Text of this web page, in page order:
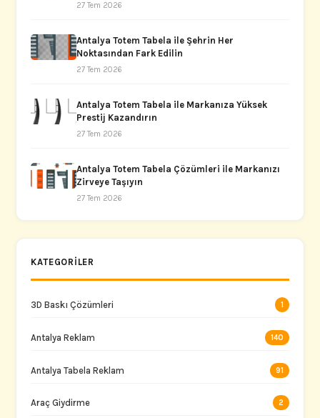
27 Tem 2026
Antalya Totem Tabela ile Şehrin Her
Noktasından Fark Edilin
27 Tem 2026
Antalya Totem Tabela ile Markanıza Yüksek
Prestij Kazandırın
27 Tem 2026
Antalya Totem Tabela Çözümleri ile Markanızı
Zirveye Taşıyın
27 Tem 2026
KATEGORILER
3D Baskı Çözümleri 1
Antalya Reklam 140
Antalya Tabela Reklam 91
Araç Giydirme 2